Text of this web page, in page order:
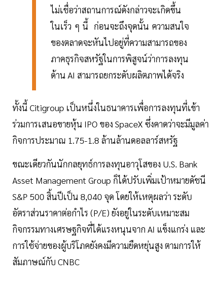
ไม่เชื่อว่าสถานการณ์ดังกล่าวจะเกิดขึ้น
ในเร็ว ๆ นี้ ก่อนจะถึงจุดนั้น ความสนใจ
ของตลาดจะหันไปอยู่ที่ความสามารถของ
ภาคธุรกิจสหรัฐในการพิสูจน์ว่าการลงทุน
ด้าน AI สามารถยกระดับผลิตภาพได้จริง
ทั้งนี้ Citigroup เป็นหนึ่งในธนาคารเพื่อการลงทุนที่เข้า
ร่วมการเสนอขายหุ้น IPO ของ SpaceX ซึ่งคาดว่าจะมีมูลค่า
กิจการประมาณ 1.75-1.8 ล้านล้านดอลลาร์สหรัฐ
ขณะเดียวกันนักกลยุทธ์การลงทุนอาวุโสของ U.S. Bank
Asset Management Group ก็ได้ปรับเพิ่มเป้าหมายดัชนี
S&P 500 สิ้นปีเป็น 8,040 จุด โดยให้เหตุผลว่า ระดับ
อัตราส่วนราคาต่อกำไร (P/E) ยังอยู่ในระดับเหมาะสม
กิจกรรมทางเศรษฐกิจที่ได้แรงหนุนจาก AI แข็งแกร่ง และ
การใช้จ่ายของผู้บริโภคยังคงมีความยืดหยุ่นสูง ตามการให้
สัมภาษณ์กับ CNBC